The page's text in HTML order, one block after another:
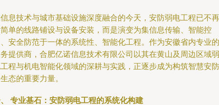
息技术与城市基础设施深度融合的今天，安防弱电工程已不再
单的线路铺设与设备安装，而是演变为集信息传输、智能控
安全防范于一体的系统性、智能化工程。作为安徽省内专业的
提供商，合肥亿诺信息技术有限公司以其在黄山及周边区域弱
程与机电智能化领域的深耕与实践，正逐步成为构筑智慧安防
态的重要力量。
专业基石：安防弱电工程的系统化构建